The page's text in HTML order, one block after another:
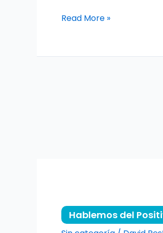
más
Exitosa
Read More »
Hablemos del
Positivismo
Extremo